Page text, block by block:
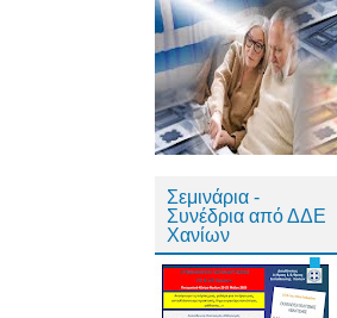
Σεμινάρια -
Συνέδρια από ΔΔΕ
Χανίων